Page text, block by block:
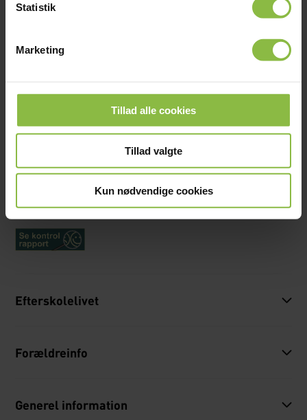
Statistik
Marketing
Tillad alle cookies
Tillad valgte
Kun nødvendige cookies
Glamsdalens Idrætsefterskole
Langbygårdsvej 14, 5620 Glamsbjerg
Telefon:64 72 36 60
gie@glamsdalen.dk
EAN: 5790002583575
Efterskolelivet
Forældreinfo
Generel information